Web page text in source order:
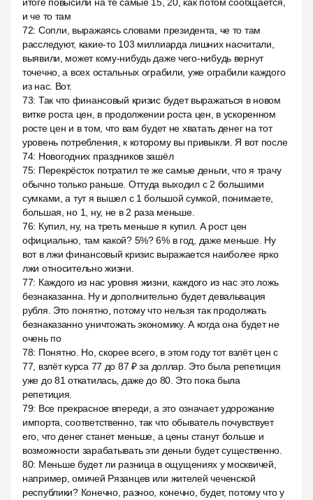
и че то там
72: Сопли, выражаясь словами президента, че то там
расследуют, какие-то 103 миллиарда лишних насчитали,
выявили, может кому-нибудь даже чего-нибудь вернут
точечно, а всех остальных ограбили, уже ограбили каждого
из нас. Вот.
73: Так что финансовый кризис будет выражаться в новом
витке роста цен, в продолжении роста цен, в ускоренном
росте цен и в том, что вам будет не хватать денег на тот
уровень потребления, к которому вы привыкли. Я вот после
74: Новогодних праздников зашёл
75: Перекрёсток потратил те же самые деньги, что я трачу
обычно только раньше. Оттуда выходил с 2 большими
сумками, а тут я вышел с 1 большой сумкой, понимаете,
большая, но 1, ну, не в 2 раза меньше.
76: Купил, ну, на треть меньше я купил. А рост цен
официально, там какой? 5%? 6% в год, даже меньше. Ну
вот в лжи финансовый кризис выражается наиболее ярко
лжи относительно жизни.
77: Каждого из нас уровня жизни, каждого из нас это ложь
безнаказанна. Ну и дополнительно будет девальвация
рубля. Это понятно, потому что нельзя так продолжать
безнаказанно уничтожать экономику. А когда она будет не
очень по
78: Понятно. Но, скорее всего, в этом году тот взлёт цен с
77, взлёт курса 77 до 87 ₽ за доллар. Это была репетиция
уже до 81 откатилась, даже до 80. Это пока была
репетиция.
79: Все прекрасное впереди, а это означает удорожание
импорта, соответственно, так что обыватель почувствует
его, что денег станет меньше, а цены станут больше и
возможности зарабатывать эти деньги будет существенно.
80: Меньше будет ли разница в ощущениях у москвичей,
например, омичей Рязанцев или жителей чеченской
республики? Конечно, разноо, конечно, будет, потому что у